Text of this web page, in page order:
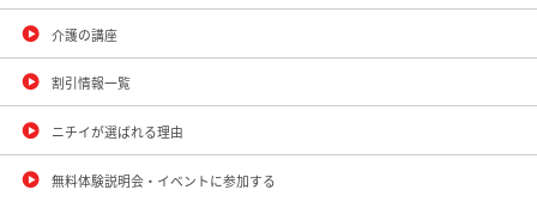
介護の講座
割引情報一覧
ニチイが選ばれる理由
無料体験説明会・イベントに参加する